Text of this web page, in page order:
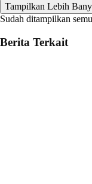
Tampilkan Lebih
Sudah ditampilkan
Berita Terkait